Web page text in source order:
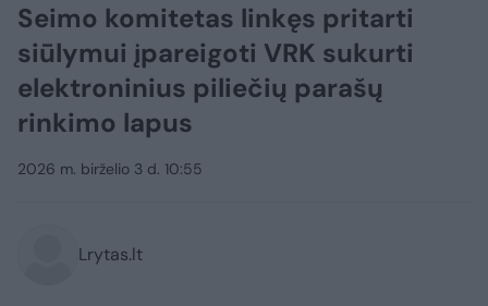
Seimo komitetas linkęs pritarti
siūlymui įpareigoti VRK sukurti
elektroninius piliečių parašų
rinkimo lapus
2026 m. birželio 3 d. 10:55
Lrytas.lt